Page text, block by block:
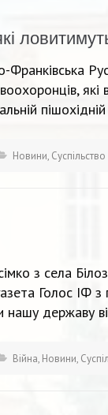
Франківська
Новини, Суспільство
з села
Голос ІФ з
державу
Війна, Новини,